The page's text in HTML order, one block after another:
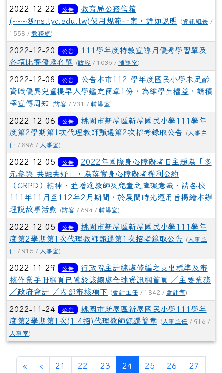
2022-12-22 公告
教育局公務信箱
(~~~@ms.tyc.edu.tw)使用規範一案，詳如說明
(資訊組長 /
1558 / 教務處)
2022-12-20 公告
111學年度特教宣導月優秀學習單及
各項比賽優秀名單 (訪客 / 1035 / 輔導室)
2022-12-08 公告
公告本市112 學年度國民小學未足齡
資賦優異兒童提早入學鑑定簡章1份，為維學生權益，請積
極宣傳周知
(訪客 / 731 / 輔導室)
2022-12-06 公告
桃園市新屋區新屋國民小學111學年
度第2學期第1次代理教師甄選第2次招考錄取公告
( 人事主
任 / 896 / 人事室)
2022-12-05 公告
2022年國際身心障礙者日主題為「多
元參與 共融共好」，為落實身心障礙者權利公約
（CRPD）精神，並增進教師及兒童之障礙意識，請各校
111年11月至112年2月期間，於晨間時光運用旨揭繪本辦
理說故事活動
(訪客 / 694 / 輔導室)
2022-12-05 公告
桃園市新屋區新屋國民小學111學年
度第2學期第1次代理教師甄選第1次招考錄取公告
( 人事主
任 / 915 / 人事室)
2022-11-29 公告
行政院主計總處修編之支出標準及審
核作業手冊網頁已置於該總處全球資訊網首頁 ／主要業務
／政府會計 ／內部審核項下
(會計主任 / 1842 / 會計室)
2022-11-24 公告
桃園市新屋區新屋國民小學111學年
度第2學期第1次(1-4招)代理教師甄選簡章
( 人事主任 / 916 /
人事室)
«第一頁
‹ 上一頁
21 22 23 24 (目前頁次)
25 26 27